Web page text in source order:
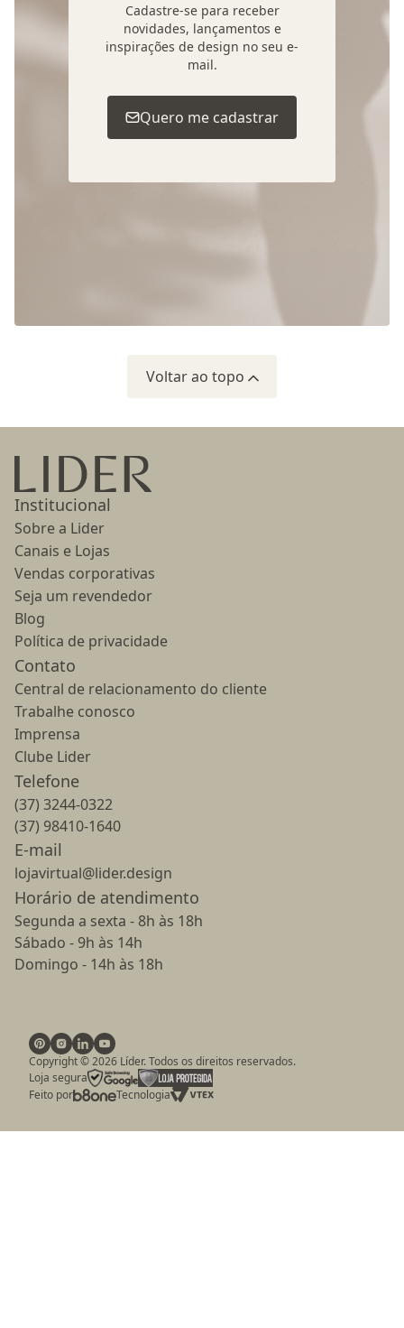
Cadastre-se para receber
novidades, lançamentos e
inspirações de design no seu e-
mail.
Quero me cadastrar
Voltar ao topo
Ir para a página inicial
Institucional
Sobre a Lider
Canais e Lojas
Vendas corporativas
Seja um revendedor
Blog
Política de privacidade
Contato
Central de relacionamento do cliente
Trabalhe conosco
Imprensa
Clube Lider
Telefone
(37) 3244-0322
(37) 98410-1640
E-mail
lojavirtual@lider.design
Horário de atendimento
Segunda a sexta - 8h às 18h
Sábado - 9h às 14h
Domingo - 14h às 18h
Copyright ©2026 Líder. Todos os direitos reservados.
Loja segura
Feito por
Tecnologia